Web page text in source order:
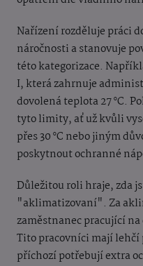
Nařízení rozděluje práci
náročnosti a stanovuje
této kategorizace.
I, která zahrnuje
dovolená teplota 27 °C.
tyto limity, ať už kvůli
přes 30 °C nebo jiným
poskytnout ochranné
Důležitou roli hraje, zda
"aklimatizovaní". Za
zaměstnanec pracující
Tito pracovníci mají
příchozí potřebují extra